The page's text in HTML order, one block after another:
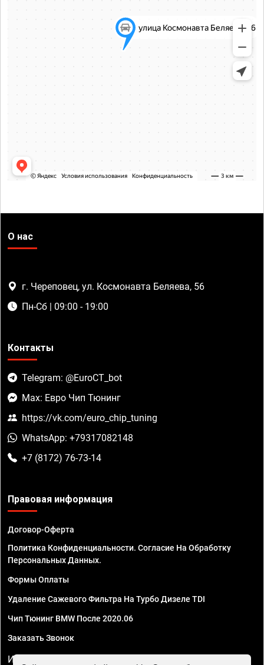
О нас
г. Череповец, ул. Космонавта Беляева, 56
Пн-Сб | 09:00 - 19:00
Контакты
Telegram: @EuroCT_bot
Max: Евро Чип Тюнинг
https://vk.com/euro_chip_tuning
WhatsApp: +79317082148
+7 (8172) 76-73-14
Правовая информация
Договор-Оферта
Политика Конфиденциальности. Согласие На Обработку
Персональных Данных.
Формы Оплаты
Удаление Сажевого Фильтра На Турбо Дизеле TDI
Чип Тюнинг BMW После 2020.06
Заказать Звонок
ИП Смирнов Георгий Павлович. ИНН 781302555843,